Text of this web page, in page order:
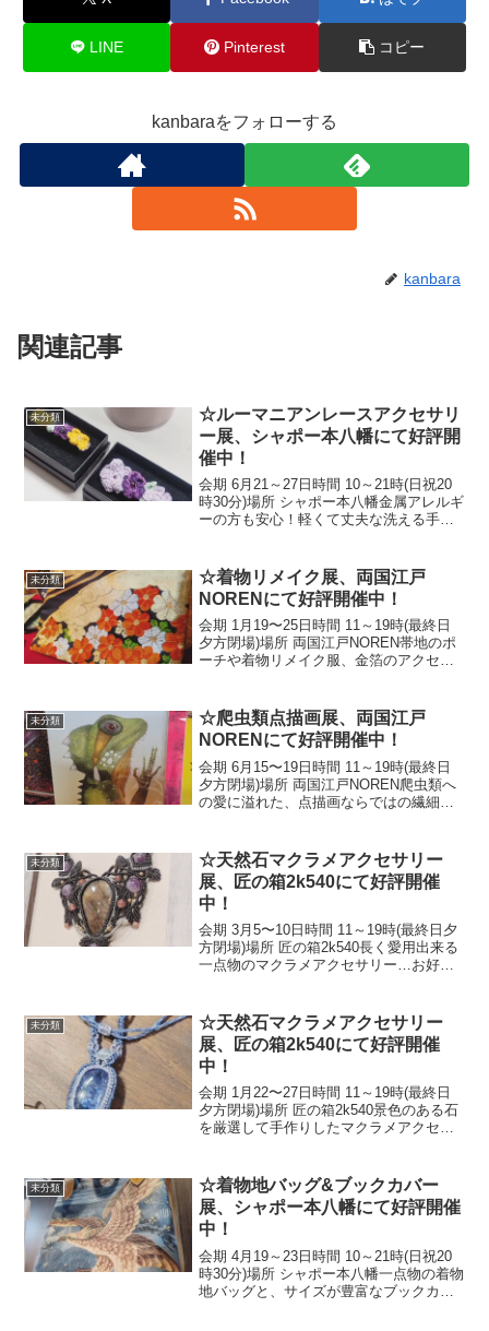
LINE Pinterest コピー
kanbaraをフォローする
kanbara
関連記事
未分類
☆ルーマニアンレースアクセサリ
ー展、シャポー本八幡にて好評開
催中！
会期 6月21～27日時間 10～21時(日祝20
時30分)場所 シャポー本八幡金属アレルギ
ーの方も安心！軽くて丈夫な洗える手編
Exhibition, ...
未分類
☆着物リメイク展、両国江戸
NORENにて好評開催中！
会期 1月19〜25日時間 11～19時(最終日
夕方閉場)場所 両国江戸NOREN帯地のポ
ーチや着物リメイク服、金箔のアクセサ
current...
未分類
☆爬虫類点描画展、両国江戸
NORENにて好評開催中！
会期 6月15〜19日時間 11～19時(最終日
夕方閉場)場所 両国江戸NOREN爬虫類へ
の愛に溢れた、点描画ならではの繊細な
Exhibitio...
未分類
☆天然石マクラメアクセサリー
展、匠の箱2k540にて好評開催
中！
会期 3月5〜10日時間 11～19時(最終日夕
方閉場)場所 匠の箱2k540長く愛用出来る
一点物のマクラメアクセサリー…お好き
E...
未分類
☆天然石マクラメアクセサリー
展、匠の箱2k540にて好評開催
中！
会期 1月22〜27日時間 11～19時(最終日
夕方閉場)場所 匠の箱2k540景色のある石
を厳選して手作りしたマクラメアクセサ
Exhib...
未分類
☆着物地バッグ&ブックカバー
展、シャポー本八幡にて好評開催
中！
会期 4月19～23日時間 10～21時(日祝20
時30分)場所 シャポー本八幡一点物の着物
地バッグと、サイズが豊富なブックカバ